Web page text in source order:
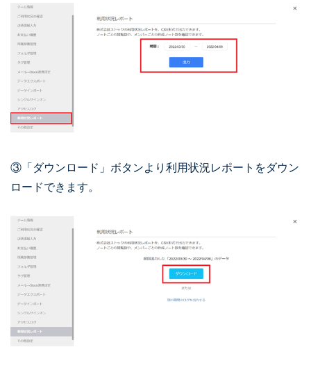
③「ダウンロード」ボタンより利用状況レポートをダウン
ロードできます。